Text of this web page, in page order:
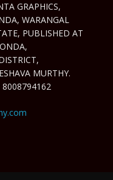
GRAPHICS,
WARANGAL
PUBLISHED AT
MURTHY.
8008794162